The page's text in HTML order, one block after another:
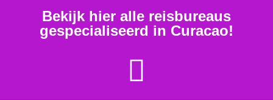
Bekijk hier alle reisbureaus
gespecialiseerd in Curacao!